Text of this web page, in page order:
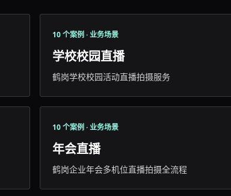
10 个案例 · 业务场景
学校校园直播
鹤岗学校校园活动直播拍摄服务
10 个案例 · 业务场景
年会直播
鹤岗企业年会多机位直播拍摄全流程